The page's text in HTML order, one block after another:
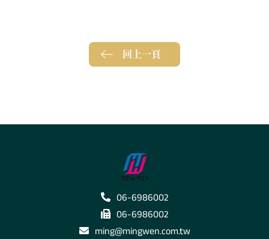
回上一頁
06-6986002
06-6986002
ming@mingwen.com.tw